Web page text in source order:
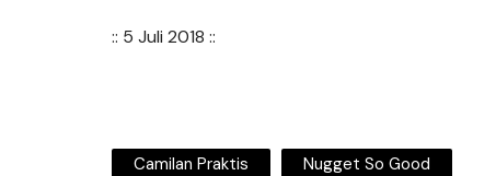
:: 5 Juli 2018 ::
Camilan Praktis Nugget So Good